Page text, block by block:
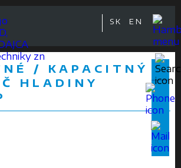
zn
SK EN
/ KAPACITNÝ
HLADINY